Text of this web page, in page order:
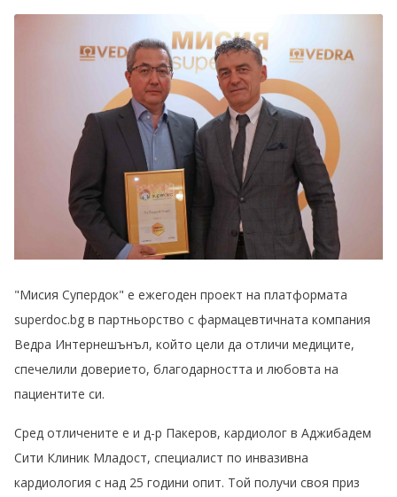
"Мисия Супердок" е ежегоден проект на платформата
superdoc.bg в партньорство с фармацевтичната компания
Ведра Интернешънъл, който цели да отличи медиците,
спечелили доверието, благодарността и любовта на
пациентите си.
Сред отличените е и д-р Пакеров, кардиолог в Аджибадем
Сити Клиник Младост, специалист по инвазивна
кардиология с над 25 години опит. Той получи своя приз